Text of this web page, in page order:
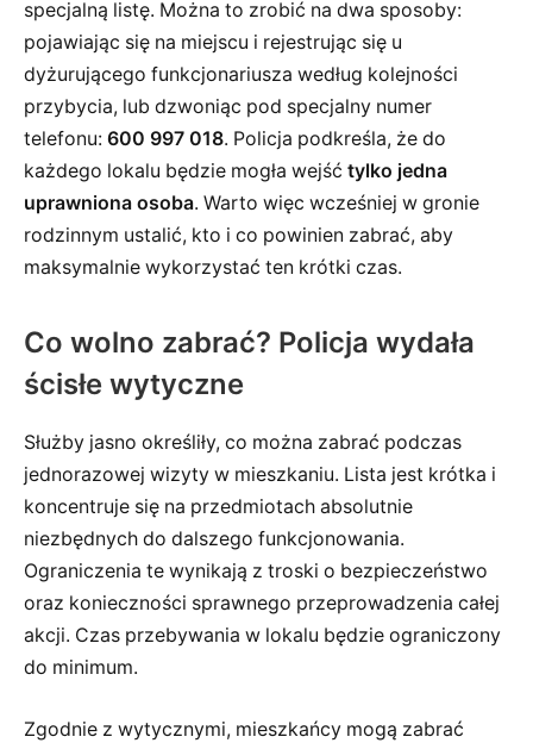
specjalną listę. Można to zrobić na dwa sposoby:
pojawiając się na miejscu i rejestrując się u
dyżurującego funkcjonariusza według kolejności
przybycia, lub dzwoniąc pod specjalny numer
telefonu: 600 997 018. Policja podkreśla, że do
każdego lokalu będzie mogła wejść tylko jedna
uprawniona osoba. Warto więc wcześniej w gronie
rodzinnym ustalić, kto i co powinien zabrać, aby
maksymalnie wykorzystać ten krótki czas.
Co wolno zabrać? Policja wydała
ścisłe wytyczne
Służby jasno określiły, co można zabrać podczas
jednorazowej wizyty w mieszkaniu. Lista jest krótka i
koncentruje się na przedmiotach absolutnie
niezbędnych do dalszego funkcjonowania.
Ograniczenia te wynikają z troski o bezpieczeństwo
oraz konieczności sprawnego przeprowadzenia całej
akcji. Czas przebywania w lokalu będzie ograniczony
do minimum.
Zgodnie z wytycznymi, mieszkańcy mogą zabrać